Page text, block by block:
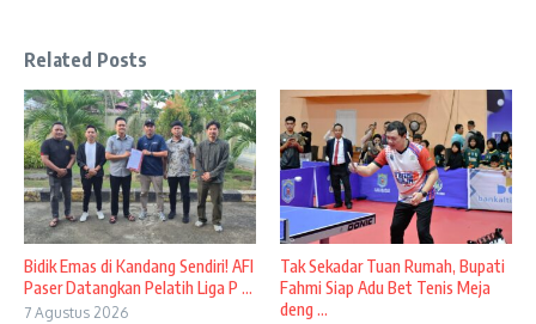
Related Posts
Bidik Emas di Kandang Sendiri! AFI
Paser Datangkan Pelatih Liga P ...
7 Agustus 2026
Tak Sekadar Tuan Rumah, Bupati
Fahmi Siap Adu Bet Tenis Meja
deng ...